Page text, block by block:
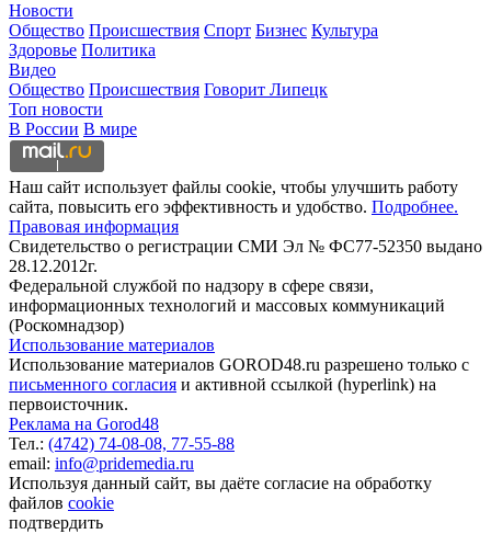
Новости
Общество Происшествия Спорт Бизнес Культура
Здоровье Политика
Видео
Общество Происшествия Говорит Липецк
Топ новости
В России В мире
Наш сайт использует файлы cookie, чтобы улучшить работу
сайта, повысить его эффективность и удобство. Подробнее.
Правовая информация
Свидетельство о регистрации СМИ Эл № ФС77-52350 выдано
28.12.2012г.
Федеральной службой по надзору в сфере связи,
информационных технологий и массовых коммуникаций
(Роскомнадзор)
Использование материалов
Использование материалов GOROD48.ru разрешено только с
письменного согласия и активной ссылкой (hyperlink) на
первоисточник.
Реклама на Gorod48
Тел.: (4742) 74-08-08, 77-55-88
email: info@pridemedia.ru
Используя данный сайт, вы даёте согласие на обработку
файлов cookie
подтвердить